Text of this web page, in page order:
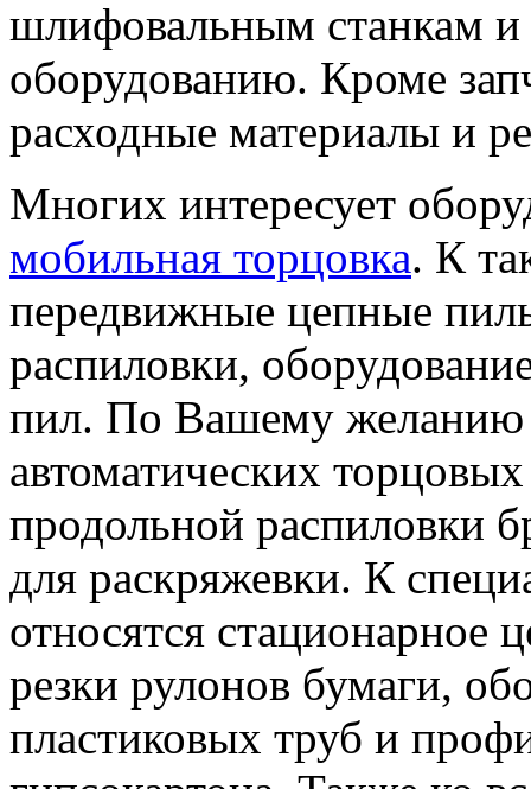
шлифовальным станкам и
оборудованию. Кроме
расходные материалы и
Многих интересует
мобильная торцовка. К
передвижные цепные
распиловки,
пил. По Вашему желанию
автоматических
продольной распиловки
для раскряжевки. К
относятся стационарное
резки рулонов бумаги,
пластиковых труб и